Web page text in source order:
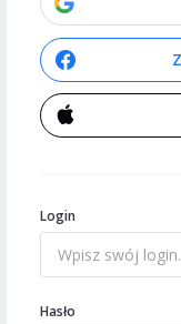
Login
Hasło